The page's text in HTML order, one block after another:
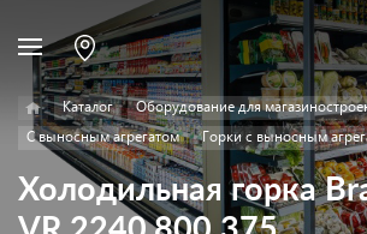
Каталог
Оборудование для
С выносным агрегатом
Горки с выносным
Холодильная горка